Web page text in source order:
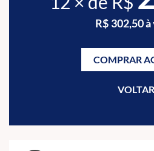
R$ 302,50
COMPRAR
VOLTAR